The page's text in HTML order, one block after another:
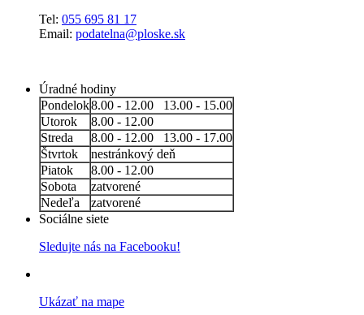
Tel: 055 695 81 17
Email: podatelna@ploske.sk
Úradné hodiny
Pondelok8.00 - 12.00 13.00 - 15.00
Utorok
8.00 - 12.00
Streda
8.00 - 12.00 13.00 - 17.00
Štvrtok
nestránkový deň
Piatok
8.00 - 12.00
Sobota
zatvorené
Nedeľa
zatvorené
Sociálne siete
Sledujte nás na Facebooku!
Ukázať na mape